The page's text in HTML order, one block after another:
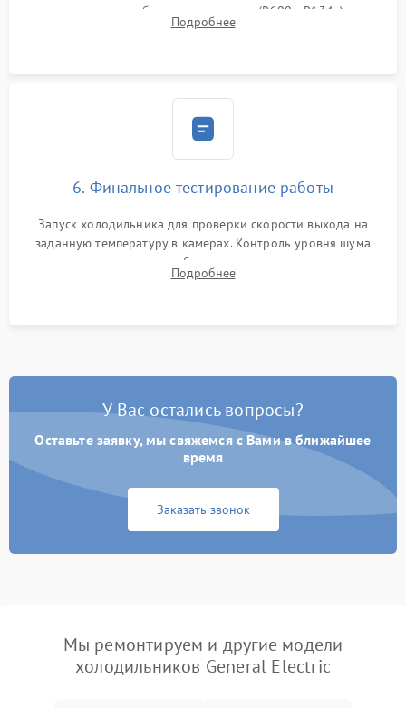
дозированным объемом хладагента (R600a, R134a) по
электронным весам. Контроль рабочего давления в системе.
Подробнее
6. Финальное тестирование работы
Запуск холодильника для проверки скорости выхода на
заданную температуру в камерах. Контроль уровня шума
компрессора, отсутствия обмерзания стенок и корректного
срабатывания системы автоматической оттайки.
Подробнее
У Вас остались вопросы?
Оставьте заявку, мы свяжемся с Вами в ближайшее
время
Заказать звонок
Мы ремонтируем и другие модели
холодильников General Electric